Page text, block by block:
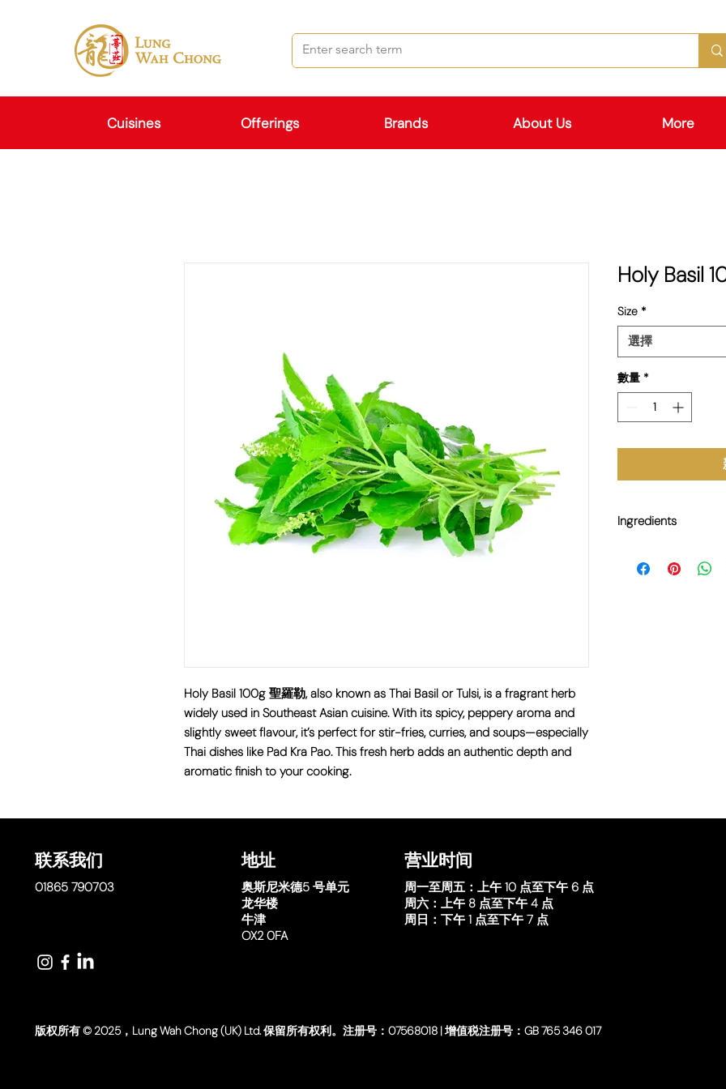
Cuisines Offerings Brands About Us More
Holy Basil 100g 聖羅勒, also known as Thai Basil or Tulsi, is a fragrant herb
widely used in Southeast Asian cuisine. With its spicy, peppery aroma and
slightly sweet flavour, it’s perfect for stir-fries, curries, and soups—especially
Thai dishes like Pad Kra Pao. This fresh herb adds an authentic depth and
aromatic finish to your cooking.
Holy Basil
Size *
選擇
數量 *
Ingredients
联系我们
01865 790703
地址
奥斯尼米德5 号单元
龙华楼
牛津
OX2 0FA
营业时间
周一至周五： 上午 10 点至下午 6 点
周六： 上午 8 点至下午 4 点
周日： 下午 1 点至下午 7 点
版权所有 © 2025，Lung Wah Chong (UK) Ltd. 保留所有权利。注册号：07568018 | 增值税注册号：GB 765 346 017